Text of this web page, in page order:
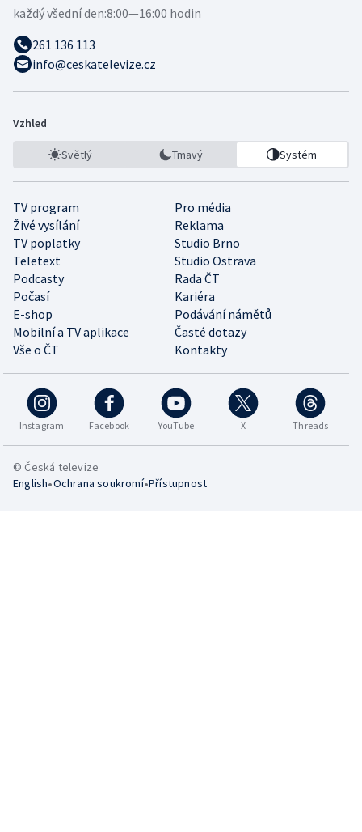
každý všední den:8:00—16:00 hodin
261 136 113
info@ceskatelevize.cz
Vzhled
Světlý Tmavý Systém
TV program
Pro média
Živé vysílání
Reklama
TV poplatky
Studio Brno
Teletext
Studio Ostrava
Podcasty
Rada ČT
Počasí
Kariéra
E-shop
Podávání námětů
Mobilní a TV aplikace
Časté dotazy
Vše o ČT
Kontakty
Instagram Facebook YouTube X Threads
© Česká televize
English•Ochrana soukromí•Přístupnost